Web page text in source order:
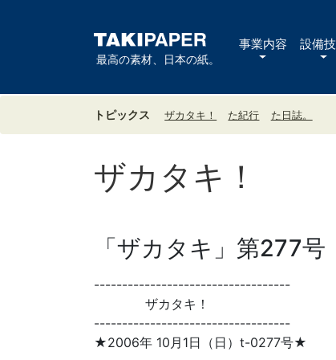
最高の素材、日本の紙。
事業内容 設備
トピックス ザカタキ！ た紀行 た日誌。
ザカタキ！
「ザカタキ」第277号
-----------------------------------
ザカタキ！
-----------------------------------
★2006年 10月1日（日）t-0277号★